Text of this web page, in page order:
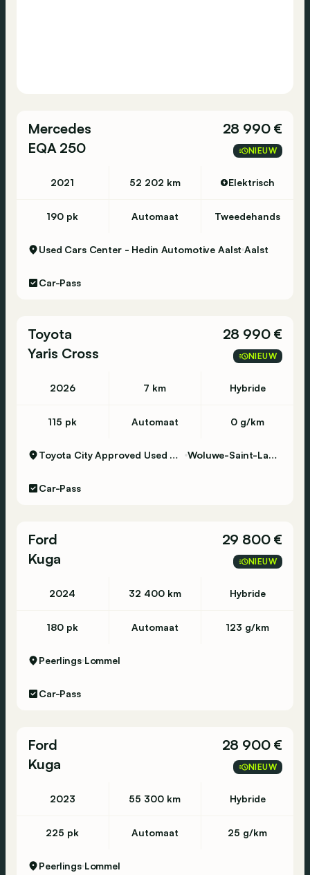
Mercedes
EQA 250
28 990 €
NIEUW
2021 52 202 km Elektrisch
190 pk Automaat Tweedehands
Used Cars Center - Hedin Automotive Aalst Aalst
Car-Pass
Toyota
Yaris Cross
28 990 €
NIEUW
2026 7 km Hybride
115 pk Automaat 0 g/km
Toyota City Approved Used Woluwe Woluwe-Saint-Lambert
Car-Pass
Ford
Kuga
29 800 €
NIEUW
2024 32 400 km Hybride
180 pk Automaat 123 g/km
Peerlings Lommel
Car-Pass
Ford
Kuga
28 900 €
NIEUW
2023 55 300 km Hybride
225 pk Automaat 25 g/km
Peerlings Lommel